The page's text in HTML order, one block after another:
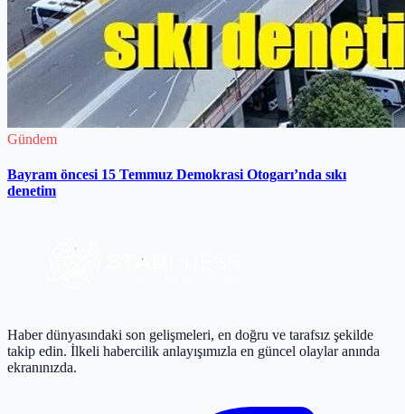
Gündem
Bayram öncesi 15 Temmuz Demokrasi Otogarı’nda sıkı
denetim
Haber dünyasındaki son gelişmeleri, en doğru ve tarafsız şekilde
takip edin. İlkeli habercilik anlayışımızla en güncel olaylar anında
ekranınızda.